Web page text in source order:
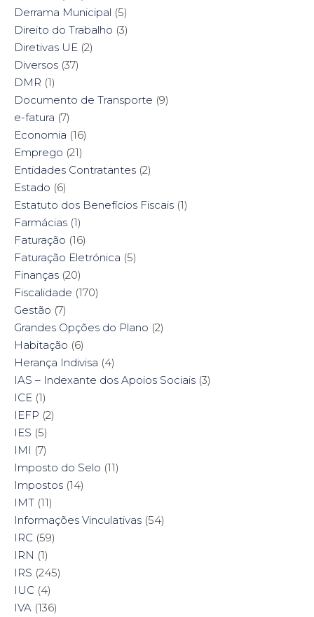
Derrama Municipal (5)
Direito do Trabalho (3)
Diretivas UE (2)
Diversos (37)
DMR (1)
Documento de Transporte (9)
e-fatura (7)
Economia (16)
Emprego (21)
Entidades Contratantes (2)
Estado (6)
Estatuto dos Benefícios Fiscais (1)
Farmácias (1)
Faturação (16)
Faturação Eletrónica (5)
Finanças (20)
Fiscalidade (170)
Gestão (7)
Grandes Opções do Plano (2)
Habitação (6)
Herança Indivisa (4)
IAS – Indexante dos Apoios Sociais (3)
ICE (1)
IEFP (2)
IES (5)
IMI (7)
Imposto do Selo (11)
Impostos (14)
IMT (11)
Informações Vinculativas (54)
IRC (59)
IRN (1)
IRS (245)
IUC (4)
IVA (136)